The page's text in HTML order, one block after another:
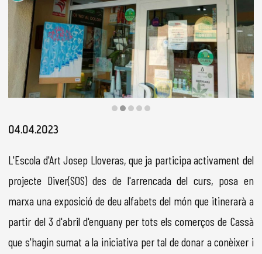
04.04.2023
L'Escola d'Art Josep Lloveras, que ja participa activament del
projecte Diver(SOS) des de l'arrencada del curs, posa en
marxa una exposició de deu alfabets del món que itinerarà a
partir del 3 d'abril d'enguany per tots els comerços de Cassà
que s'hagin sumat a la iniciativa per tal de donar a conèixer i